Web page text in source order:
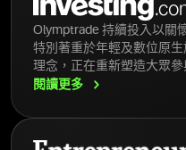
Olymptrade 持續投入以關
特別著重於年輕及數位原
理念，正在重新塑造大眾參
閱讀更多